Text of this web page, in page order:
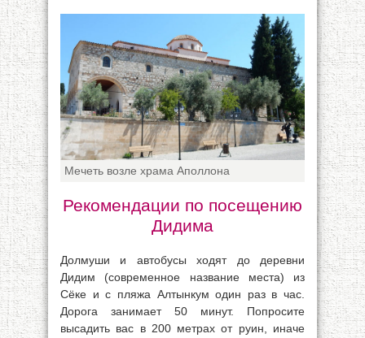
Мечеть возле храма Аполлона
Рекомендации по посещению
Дидима
Долмуши и автобусы ходят до деревни
Дидим (современное название места) из
Сёке и с пляжа Алтынкум один раз в час.
Дорога занимает 50 минут. Попросите
высадить вас в 200 метрах от руин, иначе